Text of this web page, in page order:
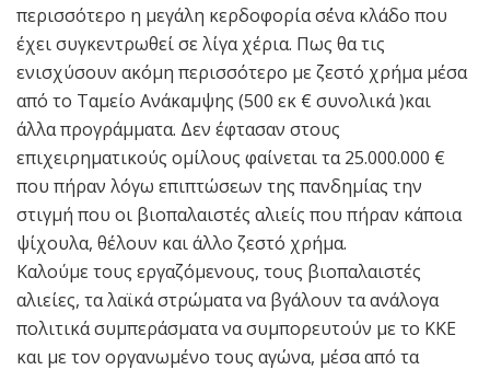
περισσότερο η μεγάλη κερδοφορία σ΄ένα κλάδο που
έχει συγκεντρωθεί σε λίγα χέρια. Πως θα τις
ενισχύσουν ακόμη περισσότερο με ζεστό χρήμα μέσα
από το Ταμείο Ανάκαμψης (500 εκ € συνολικά )και
άλλα προγράμματα. Δεν έφτασαν στους
επιχειρηματικούς ομίλους φαίνεται τα 25.000.000 €
που πήραν λόγω επιπτώσεων της πανδημίας την
στιγμή που οι βιοπαλαιστές αλιείς που πήραν κάποια
ψίχουλα, θέλουν και άλλο ζεστό χρήμα.
Καλούμε τους εργαζόμενους, τους βιοπαλαιστές
αλιείες, τα λαϊκά στρώματα να βγάλουν τα ανάλογα
πολιτικά συμπεράσματα να συμπορευτούν με το ΚΚΕ
και με τον οργανωμένο τους αγώνα, μέσα από τα